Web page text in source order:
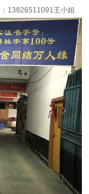
13826511091王小姐